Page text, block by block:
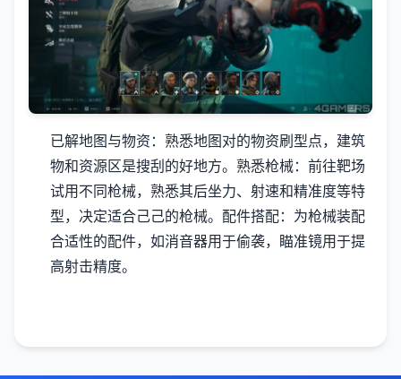
已解地图与物资 ：熟悉地图对的物资刷型点，建筑
物和资源区是搜刮的好地方。 熟悉枪械：前往靶场
试用不同枪械，熟悉其后坐力、射速和精准度等特
型，决定适合己己的枪械。 配件搭配：为枪械装配
合适性的配件，如消音器用于偷袭，瞄准镜用于提
高射击精度。